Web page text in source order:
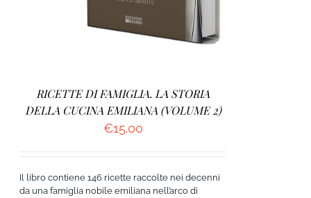
RICETTE DI FAMIGLIA. LA STORIA
DELLA CUCINA EMILIANA (VOLUME 2)
€15.00
Il libro contiene 146 ricette raccolte nei decenni
da una famiglia nobile emiliana nell’arco di